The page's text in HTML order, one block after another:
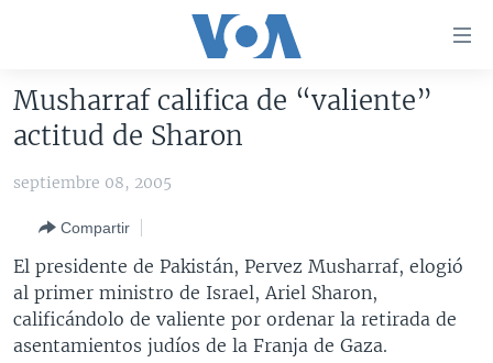
accesibilidad
contenido
principal
Salte
navegador
principal
Salte
AMÉRICA DEL NORTE
HAITÍ
ELECCIONES EEUU
VOTO DIVIDIDO
VOA VERIFICA
VOA VERIFICA UCRANIA/RUSIA
VOA VERIFICA INMIGRACIÓN
VOA VERIFICA AMÉRICA LATINA
AMÉRICA LATINA
ARGENTINA
BOLIVIA
COLOMBIA
CHINA EN AMÉRICA LATINA
CENTROAMÉRICA
COSTA RICA
OTRAS SECCIONES
Musharraf califica de “valiente”
actitud de Sharon
septiembre 08, 2005
Compartir
El presidente de Pakistán, Pervez Musharraf, elogió
al primer ministro de Israel, Ariel Sharon,
calificándolo de valiente por ordenar la retirada de
asentamientos judíos de la Franja de Gaza.